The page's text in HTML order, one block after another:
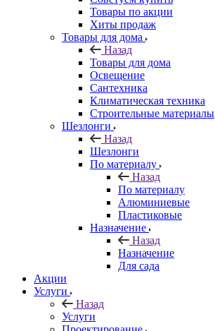
Товары по акции
Хиты продаж
Товары для дома
Назад
Товары для дома
Освещение
Сантехника
Климатическая техника
Строительные материалы
Шезлонги
Назад
Шезлонги
По материалу
Назад
По материалу
Алюминиевые
Пластиковые
Назначение
Назад
Назначение
Для сада
Акции
Услуги
Назад
Услуги